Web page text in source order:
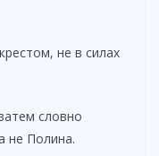
не в силах
словно
не Полина.